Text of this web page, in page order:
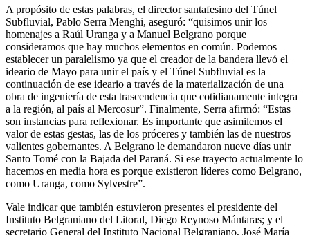
A propósito de estas palabras, el director santafesino del Túnel
Subfluvial, Pablo Serra Menghi, aseguró: “quisimos unir los
homenajes a Raúl Uranga y a Manuel Belgrano porque
consideramos que hay muchos elementos en común. Podemos
establecer un paralelismo ya que el creador de la bandera llevó el
ideario de Mayo para unir el país y el Túnel Subfluvial es la
continuación de ese ideario a través de la materialización de una
obra de ingeniería de esta trascendencia que cotidianamente integra
a la región, al país al Mercosur”. Finalmente, Serra afirmó: “Estas
son instancias para reflexionar. Es importante que asimilemos el
valor de estas gestas, las de los próceres y también las de nuestros
valientes gobernantes. A Belgrano le demandaron nueve días unir
Santo Tomé con la Bajada del Paraná. Si ese trayecto actualmente lo
hacemos en media hora es porque existieron líderes como Belgrano,
como Uranga, como Sylvestre”.
Vale indicar que también estuvieron presentes el presidente del
Instituto Belgraniano del Litoral, Diego Reynoso Mántaras; y el
secretario General del Instituto Nacional Belgraniano, José María